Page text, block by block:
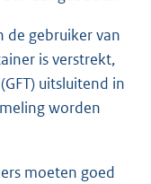
de gebruiker van
is verstrekt,
uitsluitend in
worden
moeten goed